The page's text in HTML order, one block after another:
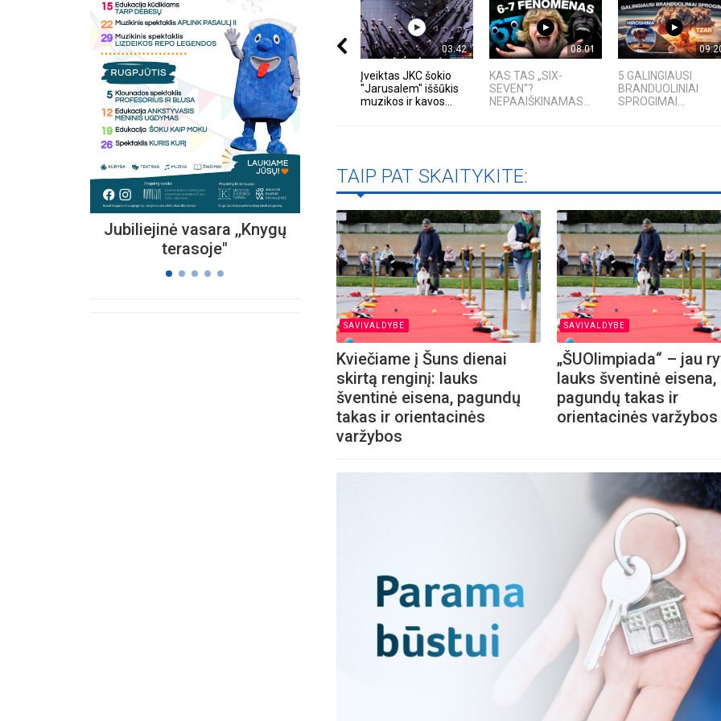
Jubiliejinė vasara ,,Knygų
terasoje"
Kviečiame aplankyti parodą
„Nusišypsok mums,
Viešpatie“. Legendinio
03:42
Įveiktas JKC šokio
"Jarusalem" iššūkis
muzikos ir kavos...
08:01
KAS TAS „SIX-
SEVEN“?
NEPAAIŠKINAMAS...
5 GALINGIAUSI
BRANDUOLINIAI
SPROGIMAI...
TAIP PAT SKAITYKITE:
SAVIVALDYBE
Kviečiame į Šuns dienai
skirtą renginį: lauks
šventinė eisena, pagundų
takas ir orientacinės
varžybos
SAVIVALDYBE
„ŠUOlimpiada“ – jau
lauks šventinė eisena,
pagundų takas ir
orientacinės varžybos